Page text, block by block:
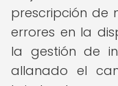
prescripción de
errores en la
la gestión de
allanado el